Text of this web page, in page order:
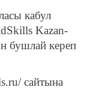
кабул
Kazan-
бушлай кереп
сайтына